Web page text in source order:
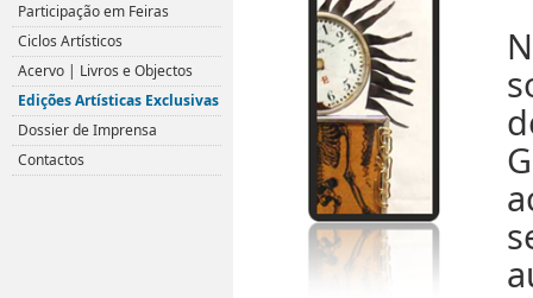
Participação em Feiras
Ciclos Artísticos
Acervo | Livros e Objectos
Edições Artísticas Exclusivas
Dossier de Imprensa
Contactos